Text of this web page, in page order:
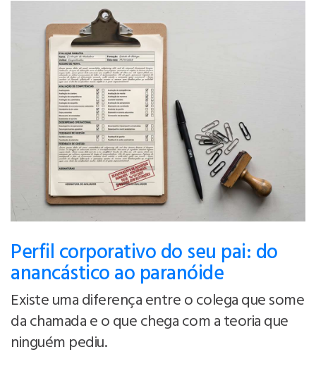
Perfil corporativo do seu pai: do
anancástico ao paranóide
Existe uma diferença entre o colega que some
da chamada e o que chega com a teoria que
ninguém pediu.